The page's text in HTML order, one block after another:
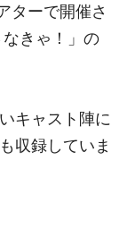
ターで開催さ
きゃ！」の
キャスト陣に
収録していま